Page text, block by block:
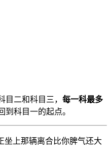
二和科目三， 每一科最多
科目一的起点。
坐上那辆离合比你脾气还大